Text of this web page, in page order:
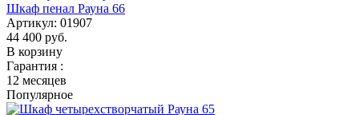
Шкаф пенал Рауна 66
Артикул: 01907
44 400 руб.
В корзину
Гарантия :
12 месяцев
Популярное